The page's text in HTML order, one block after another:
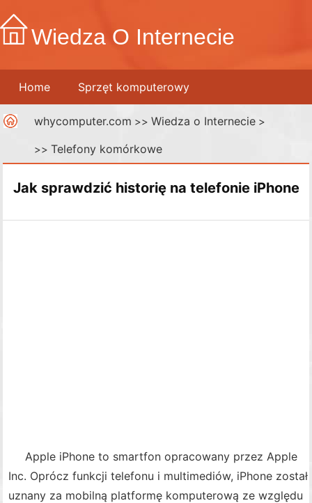
Wiedza O Internecie
Home Sprzęt komputerowy
Telefony komórkowe Drukarki
Sieci komputerowe Internet
whycomputer.com >> Wiedza o Internecie>
>> Telefony komórkowe
Jak sprawdzić historię na telefonie iPhone
Apple iPhone to smartfon opracowany przez Apple
Inc. Oprócz funkcji telefonu i multimediów, iPhone został
uznany za mobilną platformę komputerową ze względu